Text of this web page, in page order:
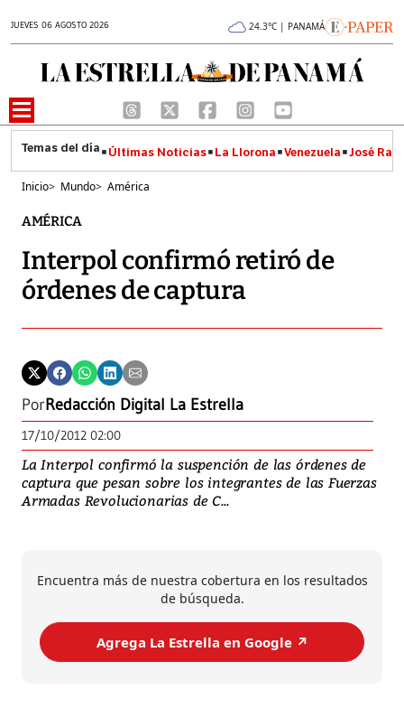
JUEVES 06 AGOSTO 2026 24.3°C | PANAMÁ
Últimas Noticias La Llorona Venezuela José
Inicio> Mundo> América
AMÉRICA
Interpol confirmó retiró de
órdenes de captura
PorRedacción Digital La Estrella
17/10/2012 02:00
La Interpol confirmó la suspención de las órdenes de
captura que pesan sobre los integrantes de las Fuerzas
Armadas Revolucionarias de C...
Encuentra más de nuestra cobertura en los resultados
de búsqueda.
Agrega La Estrella en Google ↗️